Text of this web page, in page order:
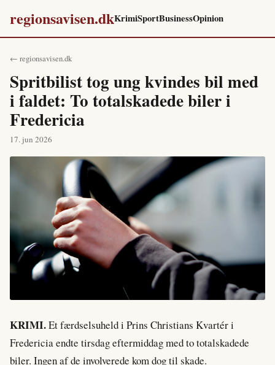
regionsavisen.dkKrimiSportBusinessOpinion
← regionsavisen.dk
Spritbilist tog ung kvindes bil med
i faldet: To totalskadede biler i
Fredericia
17. jun 2026
KRIMI.Et færdselsuheld i Prins Christians Kvartér i
Fredericia endte tirsdag eftermiddag med to totalskadede
biler. Ingen af de involverede kom dog til skade.